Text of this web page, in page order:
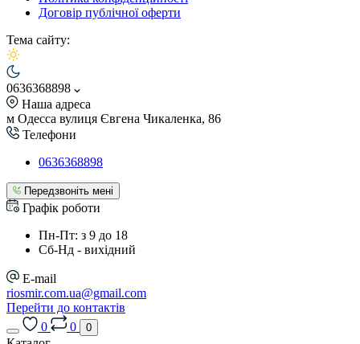
Договір публічної оферти
Тема сайту:
0636368898
Наша адреса
м Одесса вулиця Євгена Чикаленка, 86
Телефони
0636368898
Передзвоніть мені
Графік роботи
Пн-Пт: з 9 до 18
Сб-Нд - вихідний
E-mail
riosmir.com.ua@gmail.com
Перейти до контактів
0
0 0